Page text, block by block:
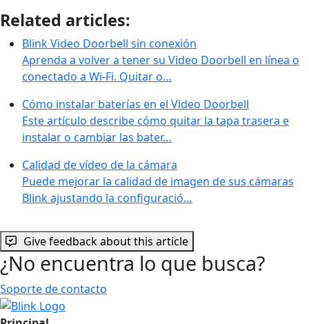
Related articles:
Blink Video Doorbell sin conexión
Aprenda a volver a tener su Video Doorbell en línea o
conectado a Wi-Fi. Quitar o…
Cómo instalar baterías en el Video Doorbell
Este artículo describe cómo quitar la tapa trasera e
instalar o cambiar las bater…
Calidad de vídeo de la cámara
Puede mejorar la calidad de imagen de sus cámaras
Blink ajustando la configuració…
Give feedback about this article
¿No encuentra lo que busca?
Soporte de contacto